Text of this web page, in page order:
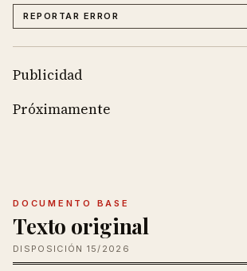
REPORTAR ERROR
Publicidad
Próximamente
DOCUMENTO BASE
Texto original
DISPOSICIÓN 15/2026